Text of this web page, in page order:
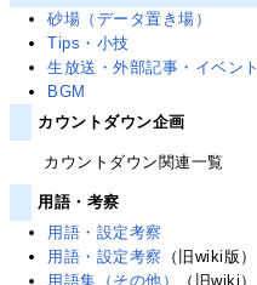
砂場（データ置き場）
Tips・小技
生放送・外部記事・イベント
BGM
カウントダウン企画
カウントダウン関連一覧
用語・考察
用語・設定考察
用語・設定考察
（旧wiki版）
用語集（その他）
（旧wiki）